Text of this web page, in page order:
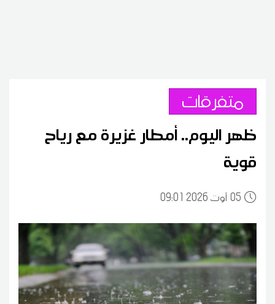
متفرقات
ظهر اليوم.. أمطار غزيرة مع رياح
قوية
0509:01 2026 أوت